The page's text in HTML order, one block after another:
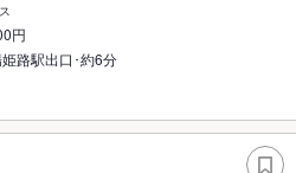
円
路駅出口･約6分